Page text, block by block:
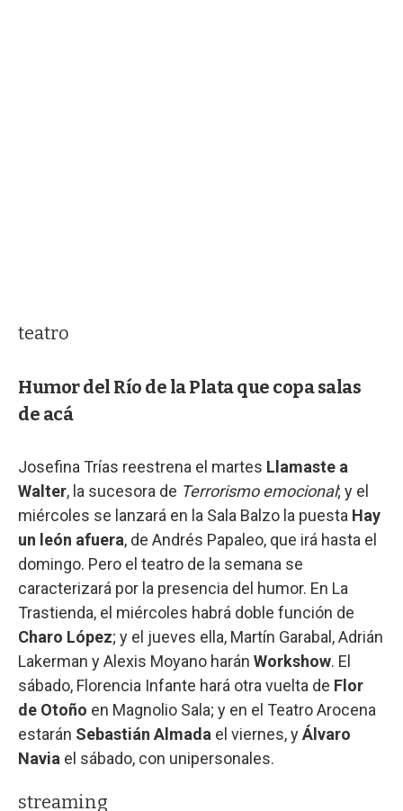
teatro
Humor del Río de la Plata que copa salas
de acá
Josefina Trías reestrena el martes Llamaste a
Walter, la sucesora de Terrorismo emocional; y el
miércoles se lanzará en la Sala Balzo la puesta Hay
un león afuera, de Andrés Papaleo, que irá hasta el
domingo. Pero el teatro de la semana se
caracterizará por la presencia del humor. En La
Trastienda, el miércoles habrá doble función de
Charo López; y el jueves ella, Martín Garabal, Adrián
Lakerman y Alexis Moyano harán Workshow. El
sábado, Florencia Infante hará otra vuelta de Flor
de Otoño en Magnolio Sala; y en el Teatro Arocena
estarán Sebastián Almada el viernes, yÁlvaro
Navia el sábado, con unipersonales.
streaming